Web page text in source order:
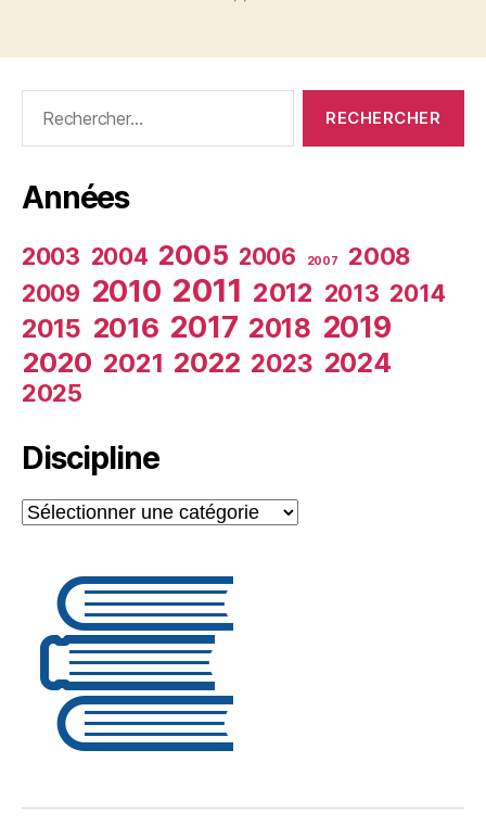
Années
2003 2004 2005 2006 2007
2008
2009 2010 2011 2012 2013 2014
2015 2016 2017 2018 2019
2020 2021 2022 2023 2024
2025
Discipline
Discipline